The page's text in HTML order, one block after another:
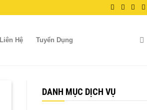
Liên Hệ Tuyển Dụng
DANH MỤC DỊCH VỤ